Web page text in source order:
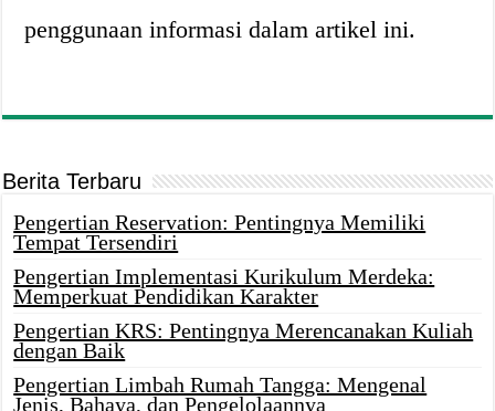
penggunaan informasi dalam artikel ini.
Berita Terbaru
Pengertian Reservation: Pentingnya Memiliki
Tempat Tersendiri
Pengertian Implementasi Kurikulum Merdeka:
Memperkuat Pendidikan Karakter
Pengertian KRS: Pentingnya Merencanakan Kuliah
dengan Baik
Pengertian Limbah Rumah Tangga: Mengenal
Jenis, Bahaya, dan Pengelolaannya